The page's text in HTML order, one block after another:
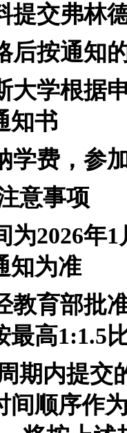
交弗林
按通知
学根据
知书
费，参
意事项
2026年1
知为准
育部批准
最高1:1.5
内提交
间顺序作